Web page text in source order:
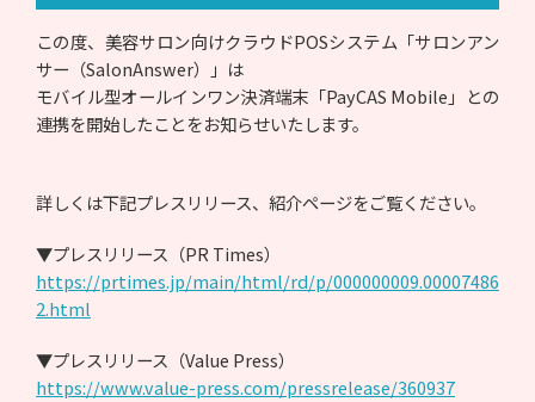
この度、美容サロン向けクラウドPOSシステム「サロンアン
サー（SalonAnswer）」は
モバイル型オールインワン決済端末「PayCAS Mobile」との
連携を開始したことをお知らせいたします。
詳しくは下記プレスリリース、紹介ページをご覧ください。
▼プレスリリース（PR Times）
https://prtimes.jp/main/html/rd/p/000000009.00007486
2.html
▼プレスリリース（Value Press）
https://www.value-press.com/pressrelease/360937